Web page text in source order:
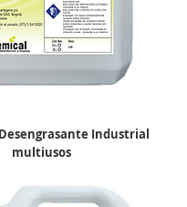
Desengrasante Industrial
multiusos